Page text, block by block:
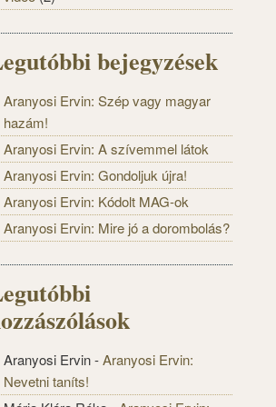
bejegyzések
Aranyosi Ervin: Szép vagy magyar
hazám!
Aranyosi Ervin: A szívemmel látok
Aranyosi Ervin: Gondoljuk újra!
Aranyosi Ervin: Kódolt MAG-ok
Aranyosi Ervin: Mire jó a dorombolás?
Aranyosi Ervin-Aranyosi Ervin:
Nevetni taníts!